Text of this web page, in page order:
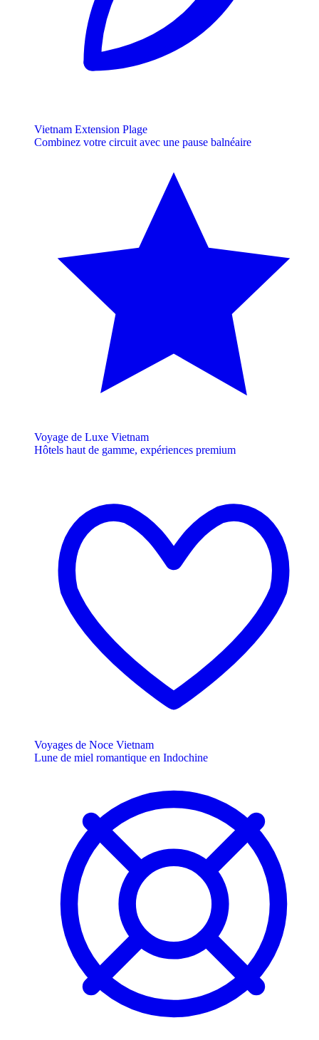
Vietnam Extension Plage
Combinez votre circuit avec une pause balnéaire
Voyage de Luxe Vietnam
Hôtels haut de gamme, expériences premium
Voyages de Noce Vietnam
Lune de miel romantique en Indochine